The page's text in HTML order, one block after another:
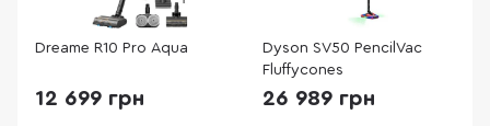
Dreame R10 Pro Aqua
12 699 грн
Dyson SV50 PencilVac
Fluffycones
26 989 грн